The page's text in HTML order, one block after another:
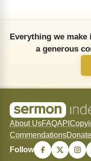
Everything we make
a generous
About UsFAQAPI
CommendationsDonate
Follow